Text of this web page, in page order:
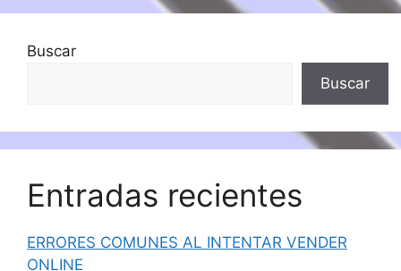
Buscar
Buscar
Entradas recientes
ERRORES COMUNES AL INTENTAR VENDER
ONLINE